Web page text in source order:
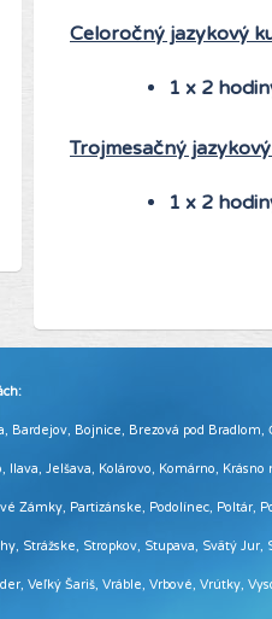
Celoročný jazykový
1 x 2
Trojmesačný
1 x 2
Bardejov, Bojnice, Brezová pod
Jelšava, Kolárovo, Komárno,
Zámky, Partizánske, Podolínec, Poltár,
Strážske, Stropkov, Stupava, Svätý
Veľký Šariš, Vráble, Vrbové, Vrútky,